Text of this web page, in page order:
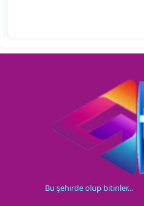
Bu şehirde olup bitinler...